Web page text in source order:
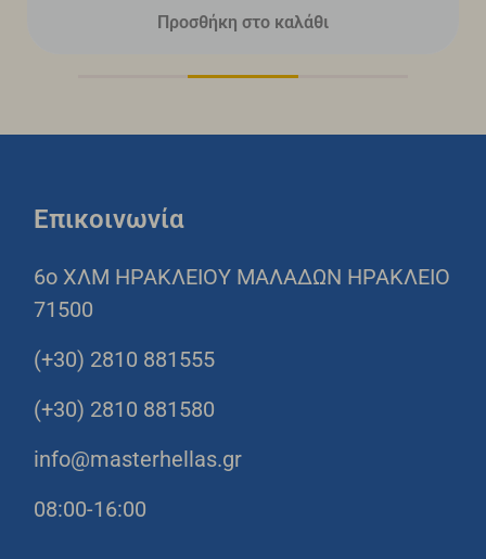
Προσθήκη στο καλάθι
Επικοινωνία
6o ΧΛΜ ΗΡΑΚΛΕΙΟΥ ΜΑΛΑΔΩΝ ΗΡΑΚΛΕΙΟ
71500
(+30) 2810 881555
(+30) 2810 881580
info@masterhellas.gr
08:00-16:00